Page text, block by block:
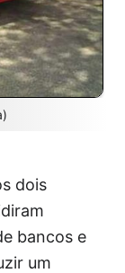
dois
bancos e
um